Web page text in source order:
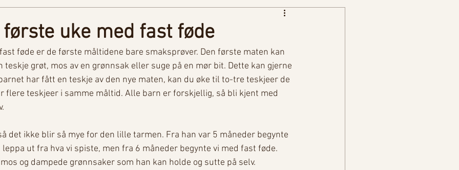
uke med fast føde
føde er de første måltidene bare smaksprøver. Den første maten kan
teskje grøt, mos av en grønnsak eller suge på en mør bit. Dette kan gjerne
har fått en teskje av den nye maten, kan du øke til to-tre teskjeer de
flere teskjeer i samme måltid. Alle barn er forskjellig, så bli kjent med
det ikke blir så mye for den lille tarmen. Fra han var 5 måneder begynte
leppa ut fra hva vi spiste, men fra 6 måneder begynte vi med fast føde.
og dampede grønnsaker som han kan holde og sutte på selv.